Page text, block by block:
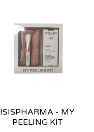
ISISPHARMA - MY
PEELING KIT